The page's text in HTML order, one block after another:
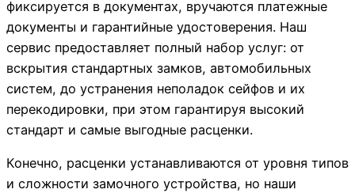
фиксируется в документах, вручаются платежные
документы и гарантийные удостоверения. Наш
сервис предоставляет полный набор услуг: от
вскрытия стандартных замков, автомобильных
систем, до устранения неполадок сейфов и их
перекодировки, при этом гарантируя высокий
стандарт и самые выгодные расценки.
Конечно, расценки устанавливаются от уровня типов
и сложности замочного устройства, но наши